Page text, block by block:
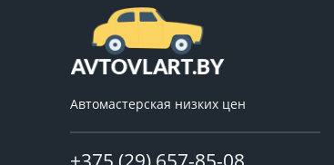
Автомастерская низких цен